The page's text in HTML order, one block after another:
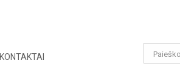
KONTAKTAI